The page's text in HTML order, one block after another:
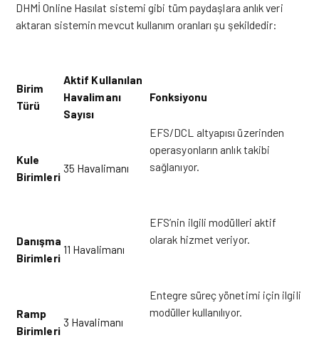
DHMİ Online Hasılat sistemi gibi tüm paydaşlara anlık veri
aktaran sistemin mevcut kullanım oranları şu şekildedir:
Birim
Türü
Aktif Kullanılan
Havalimanı
Sayısı
Fonksiyonu
Kule
Birimleri
35 Havalimanı
EFS/DCL altyapısı üzerinden
operasyonların anlık takibi
sağlanıyor.
Danışma
Birimleri
11 Havalimanı
EFS’nin ilgili modülleri aktif
olarak hizmet veriyor.
Ramp
Birimleri
3 Havalimanı
Entegre süreç yönetimi için ilgili
modüller kullanılıyor.